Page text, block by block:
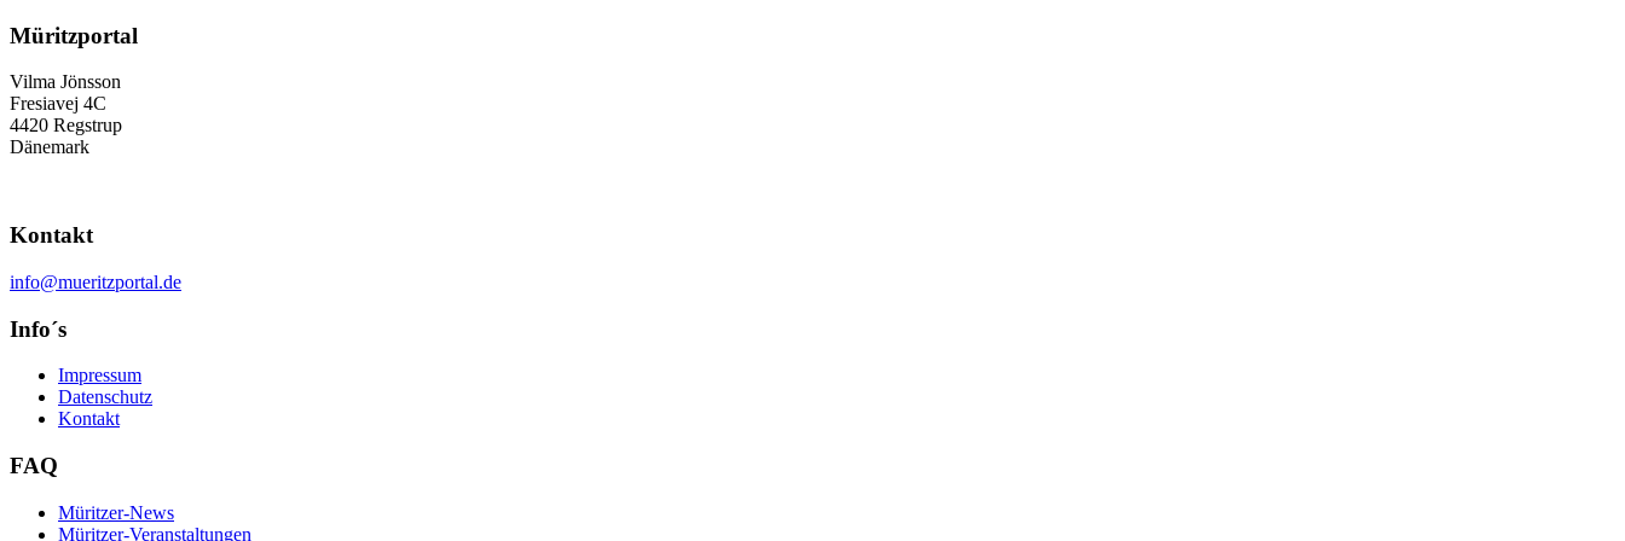
Müritzportal
Vilma Jönsson
Fresiavej 4C
4420 Regstrup
Dänemark
Kontakt
info@mueritzportal.de
Info´s
Impressum
Datenschutz
Kontakt
FAQ
Müritzer-News
Müritzer-Veranstaltungen